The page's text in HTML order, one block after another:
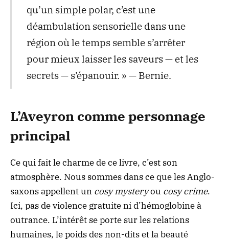
qu’un simple polar, c’est une
déambulation sensorielle dans une
région où le temps semble s’arrêter
pour mieux laisser les saveurs — et les
secrets — s’épanouir. » — Bernie.
L’Aveyron comme personnage
principal
Ce qui fait le charme de ce livre, c’est son
atmosphère. Nous sommes dans ce que les Anglo-
saxons appellent un cosy mysteryou cosy crime.
Ici, pas de violence gratuite ni d’hémoglobine à
outrance. L’intérêt se porte sur les relations
humaines, le poids des non-dits et la beauté